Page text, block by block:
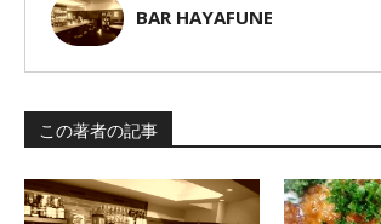
BAR HAYAFUNE
この著者の記事